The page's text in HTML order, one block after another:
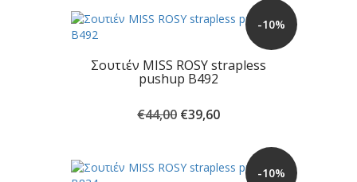
-10%
Σουτιέν MISS ROSY strapless
pushup B492
€44,00 Original
€44,00.
€39,60Η
€39,60.
-10%